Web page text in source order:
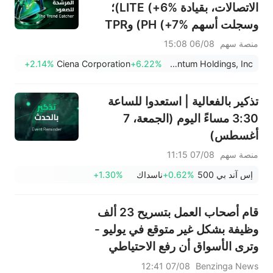
الاتصالات، بقيادة LITE (+6%)؛
وسجلت أسهم PH (+7%) وTPR
(+1.8%) أعلى مستوياتها على
الإطلاق؛ كما اقتربت أسهم XOM
منصة سهم
06/08 15:08
Lumentum Holdings, Inc.
+6.22%
Ciena Corporation
+2.14%
تذكير بالفعالية | استعدوا للساعة
3:30 مساءً اليوم (الجمعة، 7
أغسطس)
منصة سهم
07/08 11:15
إس آند بي 500
+0.62%ناسداك +1.30%
قام أصحاب العمل بتسريح 23 ألف
وظيفة بشكل غير متوقع في يوليو -
وترى الأسواق أن رفع الاحتياطي
الفيدرالي لأسعار الفائدة في
Benzinga News
07/08 12:41